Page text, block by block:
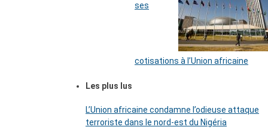
ses
cotisations à l’Union africaine
Les plus lus
L’Union africaine condamne l’odieuse attaque
terroriste dans le nord-est du Nigéria